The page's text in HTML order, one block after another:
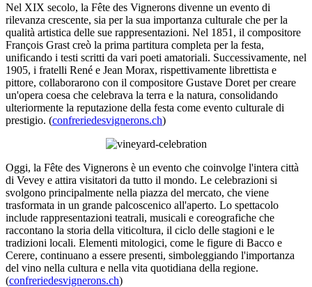
Nel XIX secolo, la Fête des Vignerons divenne un evento di
rilevanza crescente, sia per la sua importanza culturale che per la
qualità artistica delle sue rappresentazioni. Nel 1851, il compositore
François Grast creò la prima partitura completa per la festa,
unificando i testi scritti da vari poeti amatoriali. Successivamente, nel
1905, i fratelli René e Jean Morax, rispettivamente librettista e
pittore, collaborarono con il compositore Gustave Doret per creare
un'opera coesa che celebrava la terra e la natura, consolidando
ulteriormente la reputazione della festa come evento culturale di
prestigio. (confreriedesvignerons.ch)
Oggi, la Fête des Vignerons è un evento che coinvolge l'intera città
di Vevey e attira visitatori da tutto il mondo. Le celebrazioni si
svolgono principalmente nella piazza del mercato, che viene
trasformata in un grande palcoscenico all'aperto. Lo spettacolo
include rappresentazioni teatrali, musicali e coreografiche che
raccontano la storia della viticoltura, il ciclo delle stagioni e le
tradizioni locali. Elementi mitologici, come le figure di Bacco e
Cerere, continuano a essere presenti, simboleggiando l'importanza
del vino nella cultura e nella vita quotidiana della regione.
(confreriedesvignerons.ch)